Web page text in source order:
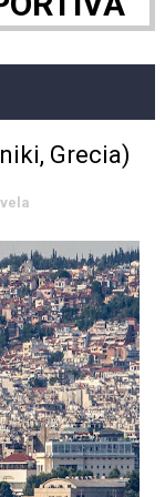
ponen fin
10
(Varese, Italia)
Japón) -
con Jason
- La delegación
Grecia)
vela